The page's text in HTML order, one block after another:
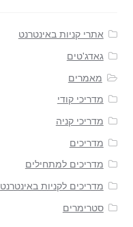
אתרי קניות באינטרנט
גאדג'טים
מאמרים
מדריכי קודי
מדריכי קניה
מדריכים
מדריכים למתחילים
מדריכים לקניות באינטרנט
סטרימרים